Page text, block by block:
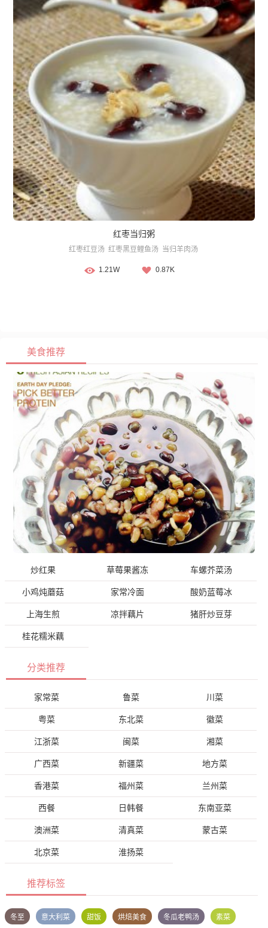
红枣当归粥
红枣红豆汤 红枣黑豆鲤鱼汤 当归羊肉汤
1.21W 0.87K
美食推荐
炒红果 草莓果酱冻 车螺芥菜汤
小鸡炖蘑菇 家常冷面 酸奶蓝莓冰
上海生煎 凉拌藕片 猪肝炒豆芽
桂花糯米藕
分类推荐
家常菜 鲁菜 川菜
粤菜 东北菜 徽菜
江浙菜 闽菜 湘菜
广西菜 新疆菜 地方菜
香港菜 福州菜 兰州菜
西餐 日韩餐 东南亚菜
澳洲菜 清真菜 蒙古菜
北京菜 淮扬菜
推荐标签
冬至 意大利菜 甜饭 烘焙美食 冬瓜老鸭汤 素菜